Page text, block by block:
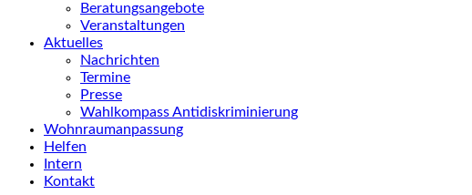
Beratungsangebote
Veranstaltungen
Aktuelles
Nachrichten
Termine
Presse
Wahlkompass Antidiskriminierung
Wohnraumanpassung
Helfen
Intern
Kontakt